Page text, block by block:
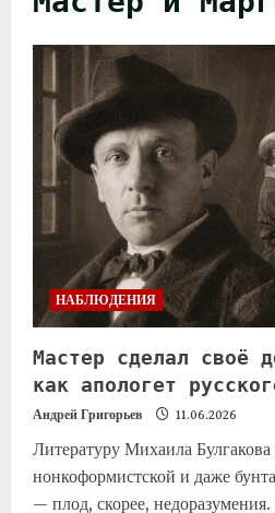
НАБЛЮДЕНИЯ
Мастер сделал своё
как апологет
Андрей Григорьев 11.06.2026
Литературу Михаила Булгакова
нонкоформистской и даже
— плод, скорее,